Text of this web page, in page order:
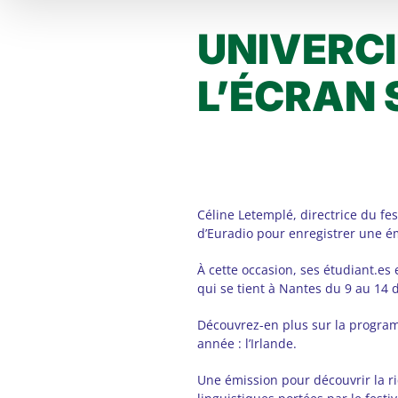
L’ÉCRAN
Céline Letemplé, directrice du
d’Euradio pour enregistrer une
À cette occasion, ses
qui se tient à Nantes du 9 au 14
Découvrez-en plus sur la
année : l’Irlande.
Une émission pour découvrir la